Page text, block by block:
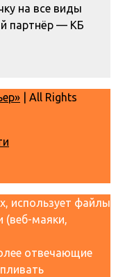
на все виды
партнёр — КБ
| All Rights
использует файлы
(веб-маяки,
отвечающие